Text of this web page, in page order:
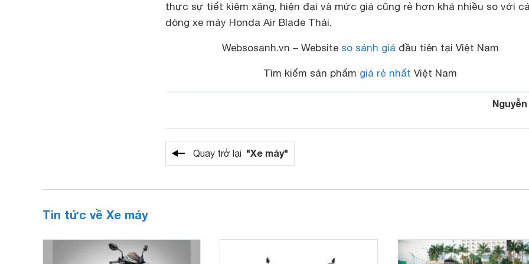
thực sự tiết kiệm xăng, hiện đại và mức giá cũng rẻ hơn khá nhiều so với
dòng xe máy Honda Air Blade Thái.
Websosanh.vn – Website so sánh giáđầu tiên tại Việt Nam
Tìm kiếm sản phẩm giá rẻ nhất Việt Nam
Quay trở lại "Xe máy"
Tin tức về Xe máy